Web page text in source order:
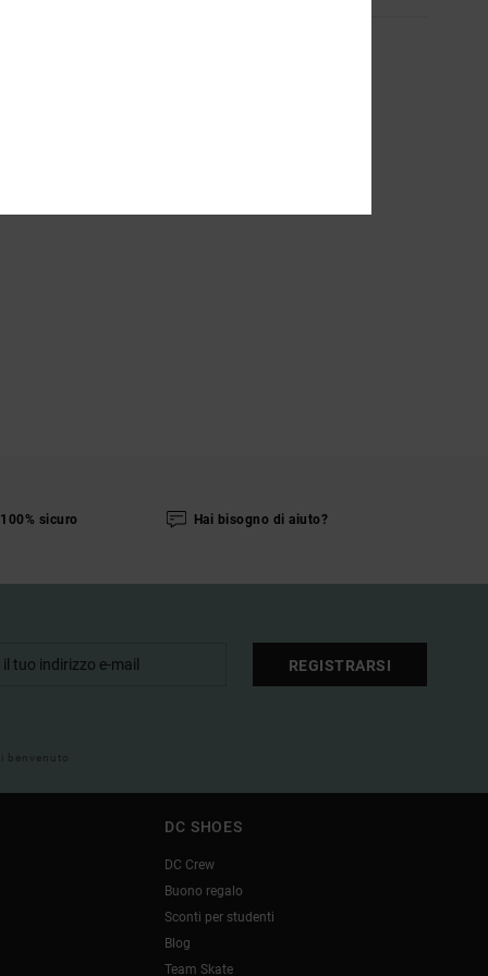
sicuro Hai bisogno di aiuto?
REGISTRARSI
benvenuto
DC SHOES
DC Crew
Buono regalo
Sconti per studenti
Blog
Team Skate